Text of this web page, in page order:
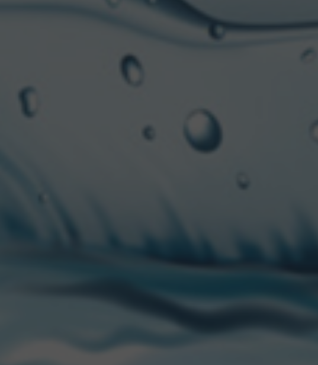
público disfruta de artistas
de la electrónica, el hip-hop y el
formatos únicos para este stage.
autor del himno-french-touch
en el podio de los DJs más
quien no es frecuente ver en
, una de las primeras
Para ser parte de este festival
estás participando por un viaje a
#DestapáUnNuevoDestino